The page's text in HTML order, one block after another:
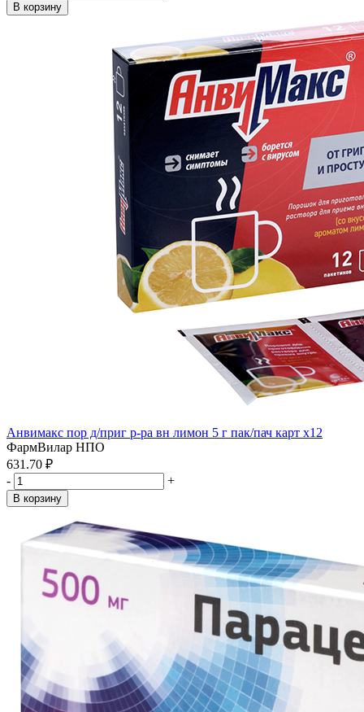
В корзину
Анвимакс пор д/приг р-ра вн лимон 5 г пак/пач карт x12
ФармВилар НПО
631.70 ₽
-
+
В корзину